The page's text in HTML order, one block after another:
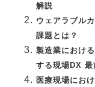
解説
ウェアラブル
課題とは？
製造業におけ
する現場DX 最
医療現場にお